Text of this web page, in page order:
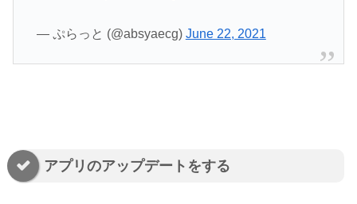
— ぷらっと (@absyaecg) June 22, 2021
アプリのアップデートをする